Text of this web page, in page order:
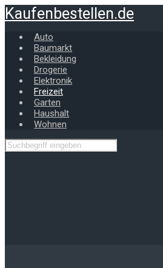
Zum
Hauptinhalt
springen
Kaufenbestellen.de
Auto
Baumarkt
Bekleidung
Drogerie
Elektronik
Freizeit
Garten
Haushalt
Wohnen